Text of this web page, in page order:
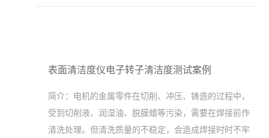
表面清洁度仪电子转子清洁度测试案例
简介： 电机的金属零件在切削、冲压、铸造的过程中，
受到切削液、润湿油、脱膜蜡等污染，需要在焊接前作
清洗处理。但清洗质量的不稳定，会造成焊接时时不牢